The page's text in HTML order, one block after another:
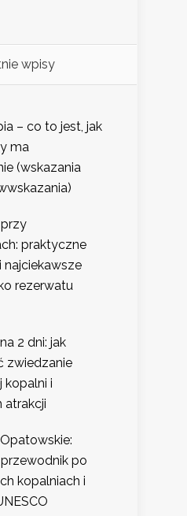
wpisy
– co to jest, jak
ma
(wskazania
praktyczne
najciekawsze
rezerwatu
2 dni: jak
zwiedzanie
kopalni i
atrakcji
po
kopalniach i